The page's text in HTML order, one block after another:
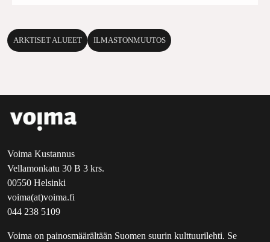
ARKTISET ALUEET ILMASTONMUUTOS
Voima Kustannus
Vellamonkatu 30 B 3 krs.
00550 Helsinki
voima(at)voima.fi
044 238 5109
Voima on painosmäärältään Suomen suurin kulttuurilehti. Se